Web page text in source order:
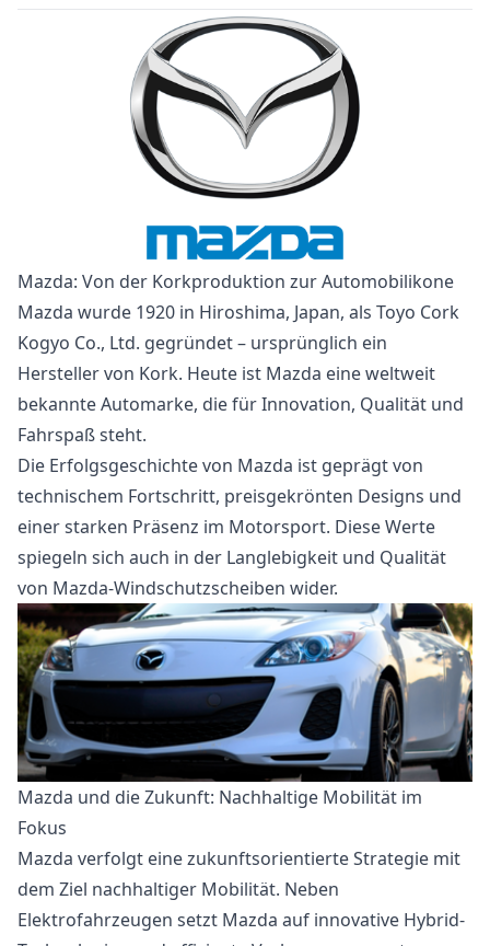
Mazda: Von der Korkproduktion zur Automobilikone
Mazda wurde 1920 in Hiroshima, Japan, als Toyo Cork
Kogyo Co., Ltd. gegründet – ursprünglich ein
Hersteller von Kork. Heute ist Mazda eine weltweit
bekannte Automarke, die für Innovation, Qualität und
Fahrspaß steht.
Die Erfolgsgeschichte von Mazda ist geprägt von
technischem Fortschritt, preisgekrönten Designs und
einer starken Präsenz im Motorsport. Diese Werte
spiegeln sich auch in der Langlebigkeit und Qualität
von Mazda-Windschutzscheiben wider.
Mazda und die Zukunft: Nachhaltige Mobilität im
Fokus
Mazda verfolgt eine zukunftsorientierte Strategie mit
dem Ziel nachhaltiger Mobilität. Neben
Elektrofahrzeugen setzt Mazda auf innovative Hybrid-